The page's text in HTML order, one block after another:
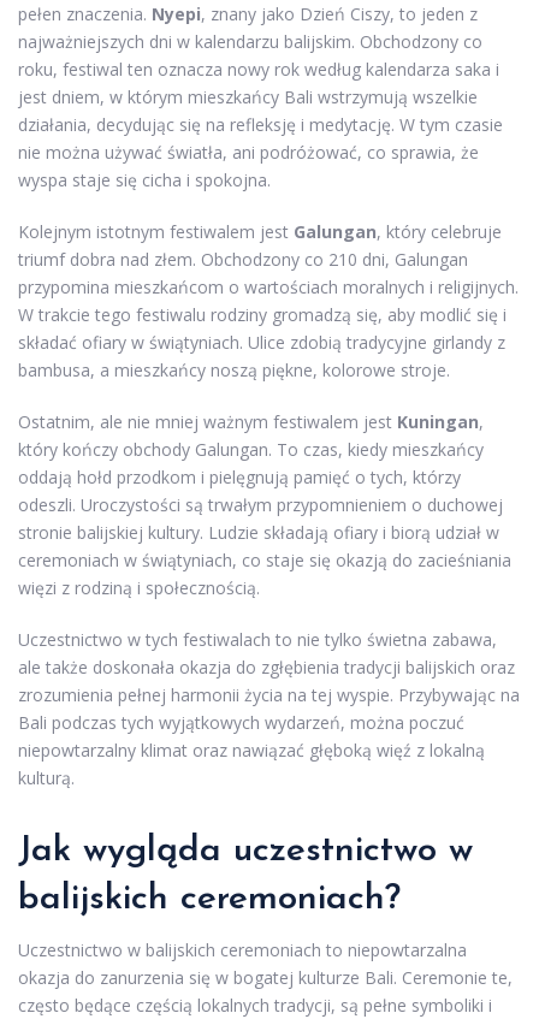
pełen znaczenia. Nyepi, znany jako Dzień Ciszy, to jeden z
najważniejszych dni w kalendarzu balijskim. Obchodzony co
roku, festiwal ten oznacza nowy rok według kalendarza saka i
jest dniem, w którym mieszkańcy Bali wstrzymują wszelkie
działania, decydując się na refleksję i medytację. W tym czasie
nie można używać światła, ani podróżować, co sprawia, że
wyspa staje się cicha i spokojna.
Kolejnym istotnym festiwalem jest Galungan, który celebruje
triumf dobra nad złem. Obchodzony co 210 dni, Galungan
przypomina mieszkańcom o wartościach moralnych i religijnych.
W trakcie tego festiwalu rodziny gromadzą się, aby modlić się i
składać ofiary w świątyniach. Ulice zdobią tradycyjne girlandy z
bambusa, a mieszkańcy noszą piękne, kolorowe stroje.
Ostatnim, ale nie mniej ważnym festiwalem jest Kuningan,
który kończy obchody Galungan. To czas, kiedy mieszkańcy
oddają hołd przodkom i pielęgnują pamięć o tych, którzy
odeszli. Uroczystości są trwałym przypomnieniem o duchowej
stronie balijskiej kultury. Ludzie składają ofiary i biorą udział w
ceremoniach w świątyniach, co staje się okazją do zacieśniania
więzi z rodziną i społecznością.
Uczestnictwo w tych festiwalach to nie tylko świetna zabawa,
ale także doskonała okazja do zgłębienia tradycji balijskich oraz
zrozumienia pełnej harmonii życia na tej wyspie. Przybywając na
Bali podczas tych wyjątkowych wydarzeń, można poczuć
niepowtarzalny klimat oraz nawiązać głęboką więź z lokalną
kulturą.
Jak wygląda uczestnictwo w
balijskich ceremoniach?
Uczestnictwo w balijskich ceremoniach to niepowtarzalna
okazja do zanurzenia się w bogatej kulturze Bali. Ceremonie te,
często będące częścią lokalnych tradycji, są pełne symboliki i